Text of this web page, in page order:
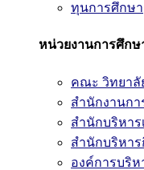
ทุนการศึกษา
หน่วยงานการศึกษ
คณะ วิทยาลั
สำนักงานกา
สำนักบริหาร
สำนักบริหา
องค์การบริ